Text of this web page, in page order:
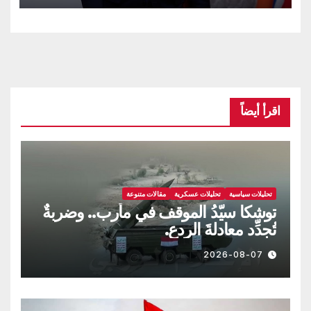
اقرأ أيضاً
تحليلات سياسية تحليلات عسكرية مقالات متنوعة
توشكا سيّدُ الموقف في مأرب.. وضربةٌ
تُجدِّد معادلةَ الردع.
2026-08-07